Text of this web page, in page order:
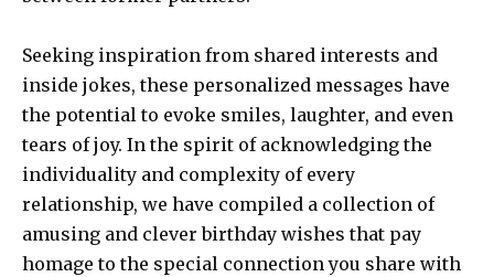
Seeking inspiration from shared interests and
inside jokes, these personalized messages have
the potential to evoke smiles, laughter, and even
tears of joy. In the spirit of acknowledging the
individuality and complexity of every
relationship, we have compiled a collection of
amusing and clever birthday wishes that pay
homage to the special connection you share with